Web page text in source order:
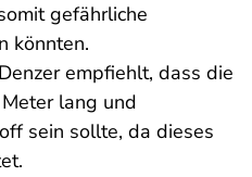
gefährliche
könnten.
empfiehlt, dass die
lang und
sein sollte, da dieses